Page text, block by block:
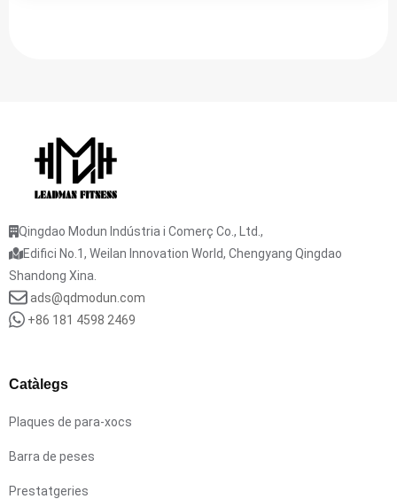
Qingdao Modun Indústria i Comerç Co., Ltd.,
Edifici No.1, Weilan Innovation World, Chengyang Qingdao
Shandong Xina.
ads@qdmodun.com
+86 181 4598 2469
Catàlegs
Plaques de para-xocs
Barra de peses
Prestatgeries